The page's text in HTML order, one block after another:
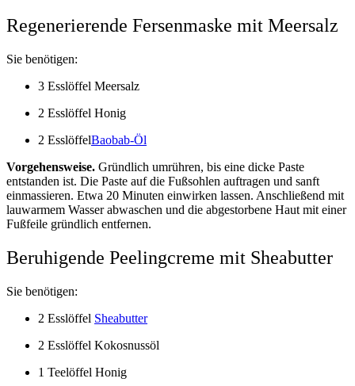
Regenerierende Fersenmaske mit Meersalz
Sie benötigen:
3 Esslöffel Meersalz
2 Esslöffel Honig
2 EsslöffelBaobab-Öl
Vorgehensweise. Gründlich umrühren, bis eine dicke Paste
entstanden ist. Die Paste auf die Fußsohlen auftragen und sanft
einmassieren. Etwa 20 Minuten einwirken lassen. Anschließend mit
lauwarmem Wasser abwaschen und die abgestorbene Haut mit einer
Fußfeile gründlich entfernen.
Beruhigende Peelingcreme mit Sheabutter
Sie benötigen:
2 Esslöffel Sheabutter
2 Esslöffel Kokosnussöl
1 Teelöffel Honig